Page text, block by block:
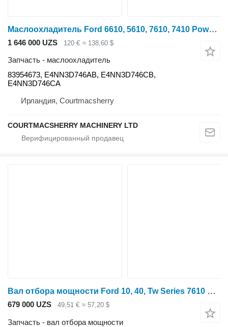
Маслоохладитель Ford 6610, 5610, 7610, 7410 Power Steering Oil Cooler E4nn3d746ab, 83 83954673 для трактора колесного
1 646 000 UZS 120 € ≈ 138,60 $
Запчасть - маслоохладитель
83954673, E4NN3D746AB, E4NN3D746CB,
E4NN3D746CA
Ирландия, Courtmacsherry
COURTMACSHERRY MACHINERY LTD
Вал отбора мощности Ford 10, 40, Tw Series 7610 Pto Shaft 540 Rpm 6 Splines E6nnb728aa, 8 E6NNB728AA для трактора колесного
679 000 UZS 49,51 € ≈ 57,20 $
Запчасть - вал отбора мощности